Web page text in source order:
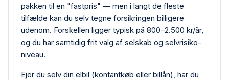
pakken til en "fastpris" — men i langt de fleste
tilfælde kan du selv tegne forsikringen billigere
udenom. Forskellen ligger typisk på 800–2.500 kr/år,
og du har samtidig frit valg af selskab og selvrisiko­
niveau.
Ejer du selv din elbil (kontant­køb eller billån), har du